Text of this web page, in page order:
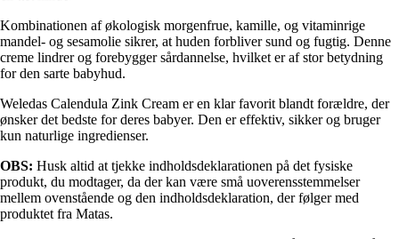
Kombinationen af økologisk morgenfrue, kamille, og vitaminrige
mandel- og sesamolie sikrer, at huden forbliver sund og fugtig. Denne
creme lindrer og forebygger sårdannelse, hvilket er af stor betydning
for den sarte babyhud.
Weledas Calendula Zink Cream er en klar favorit blandt forældre, der
ønsker det bedste for deres babyer. Den er effektiv, sikker og bruger
kun naturlige ingredienser.
OBS: Husk altid at tjekke indholdsdeklarationen på det fysiske
produkt, du modtager, da der kan være små uoverensstemmelser
mellem ovenstående og den indholdsdeklaration, der følger med
produktet fra Matas.